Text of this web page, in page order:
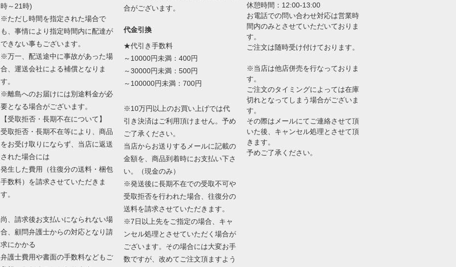
時～21時)
※ただし時間を指定された場合で
も、事情により指定時間内に配達が
できない事もございます。
※万一、配送途中に事故があった場
合、運送会社による補償となりま
す。
※離島へのお届けには別途料金が必
要となる場合がございます。
【受取拒否・長期不在について】
受取拒否・長期不在等により、商品
をお受け取りにならず、当店に返送
された場合には
発生した費用（往復分の送料・梱包
手数料）を請求させていただきま
す。
尚、請求後お支払いになられない場
合、顧問弁護士からの対応となり請
求にかかる
弁護士費用や書面の手数料などもご
合がございます。
代金引換
★代引き手数料
～10000円未満：400円
～30000円未満：500円
～100000円未満：700円
※10万円以上のお買い上げでは代
引き決済はご利用頂けません。予め
ご了承ください。
当店からお送りするメールに記載の
金額を、商品到着時にお支払い下さ
い。（現金のみ）
※発送後に長期不在での受取不可や
受取拒否を行われた場合、往復分の
送料を請求させていただきます。
※7日以上先をご指定の場合、キャ
ンセル処理とさせていただく場合が
ございます。その場合には大変お手
数ですが、改めてご注文頂ますよう
休憩時間：12:00-13:00
お電話での問い合わせ対応は営業時
間内のみとさせていただいておりま
す。
ご注文は随時受け付けております。
※当店は他店併売を行なっておりま
す。
ご注文のタイミングによっては在庫
切れとなってしまう場合がございま
す。
その際はメールにてご連絡させて頂
いた後、キャンセル処理とさせて頂
きます。
予めご了承ください。